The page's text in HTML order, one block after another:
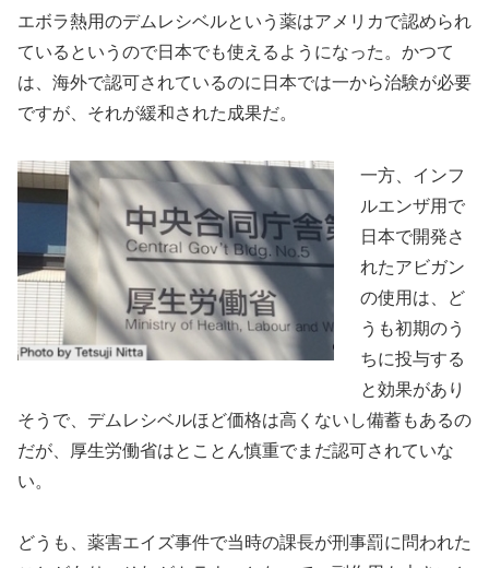
エボラ熱用のデムレシベルという薬はアメリカで認められ
ているというので日本でも使えるようになった。かつて
は、海外で認可されているのに日本では一から治験が必要
ですが、それが緩和された成果だ。
一方、インフ
ルエンザ用で
日本で開発さ
れたアビガン
の使用は、ど
うも初期のう
ちに投与する
と効果があり
そうで、デムレシベルほど価格は高くないし備蓄もあるの
だが、厚生労働省はとことん慎重でまだ認可されていな
い。
どうも、薬害エイズ事件で当時の課長が刑事罰に問われた